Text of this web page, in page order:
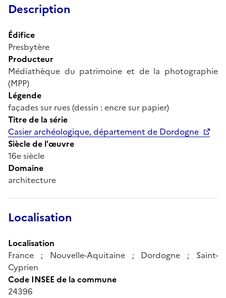
Description
Édifice
Presbytère
Producteur
Médiathèque du patrimoine et de la photographie
(MPP)
Légende
façades sur rues (dessin : encre sur papier)
Titre de la série
Casier archéologique, département de Dordogne
Siècle de l'œuvre
16e siècle
Domaine
architecture
Localisation
Localisation
France ; Nouvelle-Aquitaine ; Dordogne ; Saint-
Cyprien
Code INSEE de la commune
24396